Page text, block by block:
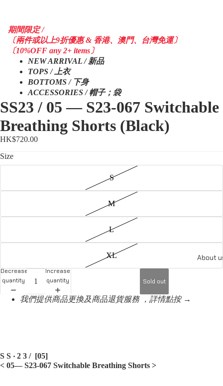
About
期間限定 /
〔兩件或以上9折優惠 & 香港、澳門、台灣免運〕
〔10%OFF any 2+ items〕
NEW ARRIVAL / 新品
TOPS / 上衣
BOTTOMS / 下身
ACCESSORIES / 帽子；袋
SS23 / 05 — S23-067 Switchable
Breathing Shorts (Black)
HK$720.00
Size
S
M
L
XL
Decrease
quantity
Increase
quantity
Sold out
我們提供商品更換及商品退貨服務 ，詳情點按 →
S S ‧ 2 3 / [05]
< 05— S23-067 Switchable Breathing Shorts >